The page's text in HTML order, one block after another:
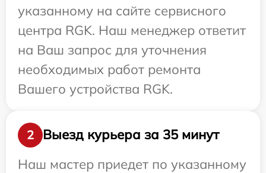
указанному на сайте сервисного
центра RGK. Наш менеджер ответит
на Ваш запрос для уточнения
необходимых работ ремонта
Вашего устройства RGK.
2
Выезд курьера за 35 минут
Наш мастер приедет по указанному